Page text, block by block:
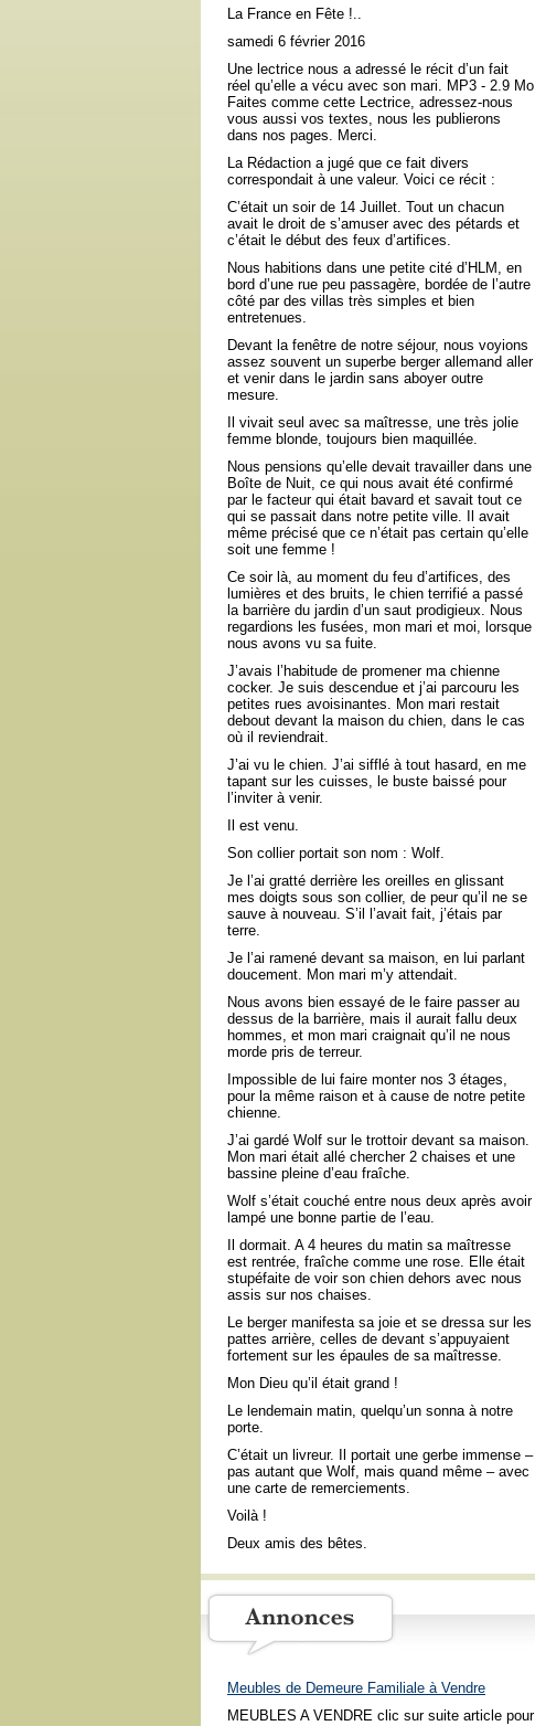
La France en Fête !..
samedi 6 février 2016
Une lectrice nous a adressé le récit d’un fait
réel qu’elle a vécu avec son mari. MP3 - 2.9 Mo
Faites comme cette Lectrice, adressez-nous
vous aussi vos textes, nous les publierons
dans nos pages. Merci.
La Rédaction a jugé que ce fait divers
correspondait à une valeur. Voici ce récit :
C’était un soir de 14 Juillet. Tout un chacun
avait le droit de s’amuser avec des pétards et
c’était le début des feux d’artifices.
Nous habitions dans une petite cité d’HLM, en
bord d’une rue peu passagère, bordée de l’autre
côté par des villas très simples et bien
entretenues.
Devant la fenêtre de notre séjour, nous voyions
assez souvent un superbe berger allemand aller
et venir dans le jardin sans aboyer outre
mesure.
Il vivait seul avec sa maîtresse, une très jolie
femme blonde, toujours bien maquillée.
Nous pensions qu’elle devait travailler dans une
Boîte de Nuit, ce qui nous avait été confirmé
par le facteur qui était bavard et savait tout ce
qui se passait dans notre petite ville. Il avait
même précisé que ce n’était pas certain qu’elle
soit une femme !
Ce soir là, au moment du feu d’artifices, des
lumières et des bruits, le chien terrifié a passé
la barrière du jardin d’un saut prodigieux. Nous
regardions les fusées, mon mari et moi, lorsque
nous avons vu sa fuite.
J’avais l’habitude de promener ma chienne
cocker. Je suis descendue et j’ai parcouru les
petites rues avoisinantes. Mon mari restait
debout devant la maison du chien, dans le cas
où il reviendrait.
J’ai vu le chien. J’ai sifflé à tout hasard, en me
tapant sur les cuisses, le buste baissé pour
l’inviter à venir.
Il est venu.
Son collier portait son nom : Wolf.
Je l’ai gratté derrière les oreilles en glissant
mes doigts sous son collier, de peur qu’il ne se
sauve à nouveau. S’il l’avait fait, j’étais par
terre.
Je l’ai ramené devant sa maison, en lui parlant
doucement. Mon mari m’y attendait.
Nous avons bien essayé de le faire passer au
dessus de la barrière, mais il aurait fallu deux
hommes, et mon mari craignait qu’il ne nous
morde pris de terreur.
Impossible de lui faire monter nos 3 étages,
pour la même raison et à cause de notre petite
chienne.
J’ai gardé Wolf sur le trottoir devant sa maison.
Mon mari était allé chercher 2 chaises et une
bassine pleine d’eau fraîche.
Wolf s’était couché entre nous deux après avoir
lampé une bonne partie de l’eau.
Il dormait. A 4 heures du matin sa maîtresse
est rentrée, fraîche comme une rose. Elle était
stupéfaite de voir son chien dehors avec nous
assis sur nos chaises.
Le berger manifesta sa joie et se dressa sur les
pattes arrière, celles de devant s’appuyaient
fortement sur les épaules de sa maîtresse.
Mon Dieu qu’il était grand !
Le lendemain matin, quelqu’un sonna à notre
porte.
C’était un livreur. Il portait une gerbe immense –
pas autant que Wolf, mais quand même – avec
une carte de remerciements.
Voilà !
Deux amis des bêtes.
Meubles de Demeure Familiale à Vendre
MEUBLES A VENDRE clic sur suite article pour